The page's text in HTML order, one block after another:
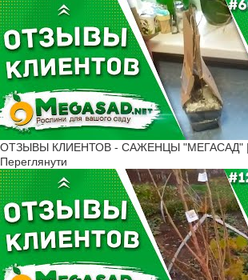
ОТЗЫВЫ КЛИЕНТОВ - САЖЕНЦЫ "МЕГАСАД" |
Переглянути